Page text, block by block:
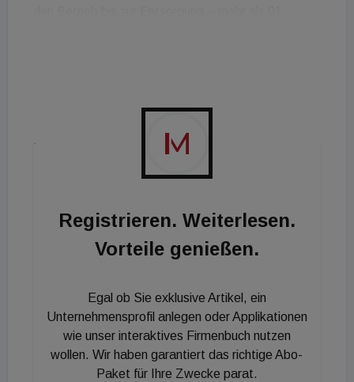
Kesseltausch nicht nur ein starker
proPellets Geschäftsführerin. „Jeder Pellet- und
Holzkessel macht Österreich unabhängig von
fossilen Importen und spart gleichzeitig tausende
Registrieren. Weiterlesen.
Vorteile genießen.
Egal ob Sie exklusive Artikel, ein
Unternehmensprofil anlegen oder Applikationen
wie unser interaktives Firmenbuch nutzen
wollen. Wir haben garantiert das richtige Abo-
Paket für Ihre Zwecke parat.